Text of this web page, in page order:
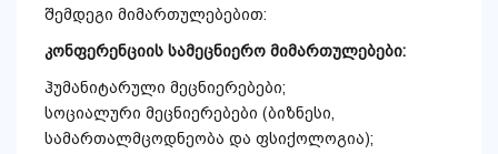
შემდეგი მიმართულებებით:
კონფერენციის სამეცნიერო მიმართულებები:
ჰუმანიტარული მეცნიერებები;
სოციალური მეცნიერებები (ბიზნესი,
სამართალმცოდნეობა და ფსიქოლოგია);